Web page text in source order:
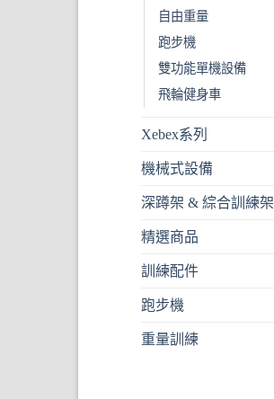
自由重量
跑步機
雙功能單機設備
飛輪健身車
Xebex系列
機械式設備
深蹲架 & 綜合訓練架
精選商品
訓練配件
跑步機
重量訓練